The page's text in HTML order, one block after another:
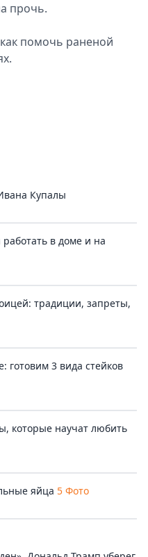
прочь.
помочь раненой
Купалы
в доме и на
традиции, запреты,
готовим 3 вида стейков
которые научат любить
яйца 5 Фото